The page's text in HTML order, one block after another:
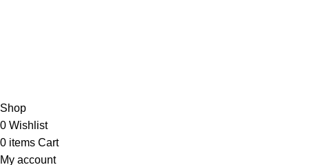
Shop
0 Wishlist
0 items Cart
My account